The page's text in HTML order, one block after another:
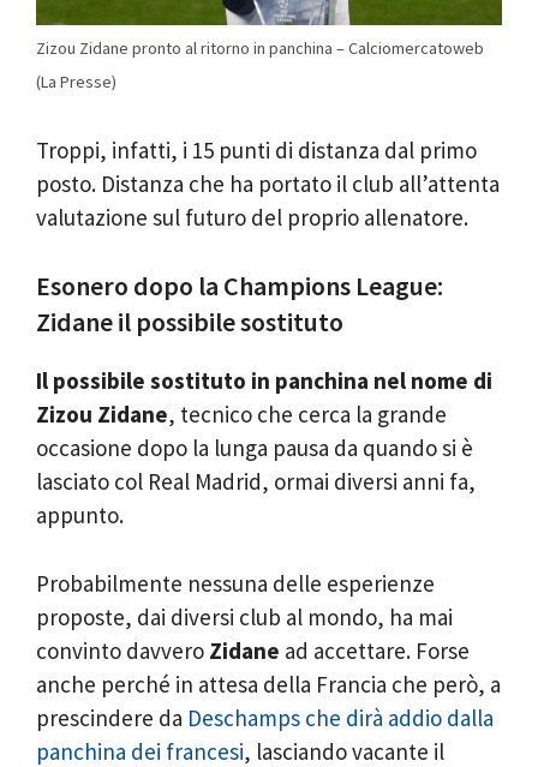
Zizou Zidane pronto al ritorno in panchina – Calciomercatoweb
(La Presse)
Troppi, infatti, i 15 punti di distanza dal primo
posto. Distanza che ha portato il club all’attenta
valutazione sul futuro del proprio allenatore.
Esonero dopo la Champions League:
Zidane il possibile sostituto
Il possibile sostituto in panchina nel nome di
Zizou Zidane, tecnico che cerca la grande
occasione dopo la lunga pausa da quando si è
lasciato col Real Madrid, ormai diversi anni fa,
appunto.
Probabilmente nessuna delle esperienze
proposte, dai diversi club al mondo, ha mai
convinto davvero Zidane ad accettare. Forse
anche perché in attesa della Francia che però, a
prescindere da Deschamps che dirà addio dalla
panchina dei francesi, lasciando vacante il